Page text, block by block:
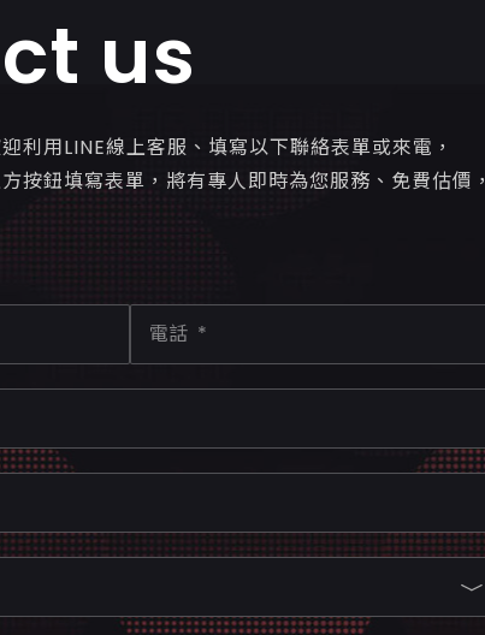
us
利用LINE線上客服、填寫以下聯絡表單或來電，
按鈕填寫表單，將有專人即時為您服務、免費估價，